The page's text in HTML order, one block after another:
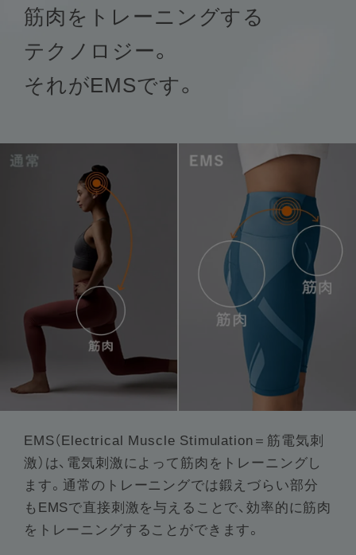
筋肉をトレーニングする
テクノロジー。
それがEMSです。
EMS（Electrical Muscle Stimulation＝筋電気刺
激）は、電気刺激によって筋肉をトレーニングし
ます。通常のトレーニングでは鍛えづらい部分
もEMSで直接刺激を与えることで、効率的に筋肉
をトレーニングすることができます。